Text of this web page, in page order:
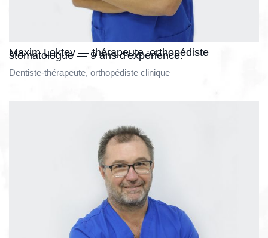
Maxim Loktev — thérapeute, orthopédiste
stomatologue — 9 ans d'expérience.
Dentiste-thérapeute, orthopédiste clinique